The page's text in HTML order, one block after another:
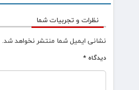
نظرات و تجربیات شما
نشانی ایمیل شما منتشر نخواهد شد.
دیدگاه *